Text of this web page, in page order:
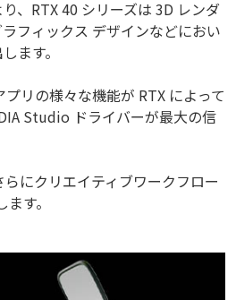
、RTX 40 シリーズは 3D レンダ
フィックス デザインなどにおい
ます。
リの様々な機能が RTX によって
Studio ドライバーが最大の信
にクリエイティブワークフロー
す。